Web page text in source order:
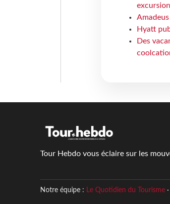
Hyatt
Des
Tour Hebdo vous éclaire sur les
Notre équipe : Le Quotidien du Tourisme·